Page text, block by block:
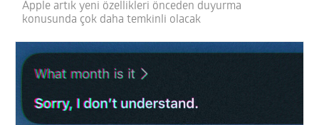
Apple artık yeni özellikleri önceden duyurma
konusunda çok daha temkinli olacak